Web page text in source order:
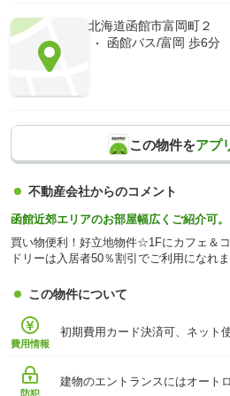
北海道函館市富岡町２
函館バス/富岡 歩6分
この物件をアプ
不動産会社からのコメント
函館近郊エリアのお部屋幅広くご紹介可
買い物便利！好立地物件☆1Fにカフェ＆
ドリーは入居者50％割引でご利用になれま
この物件について
費用情報
初期費用カード決済可、ネット
防犯
建物のエントランスにはオート